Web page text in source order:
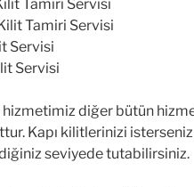
Tamiri Servisi
Tamiri Servisi
Servisi
Servisi
diğer bütün
Kapı kilitlerinizi
seviyede tutabilirsiniz.